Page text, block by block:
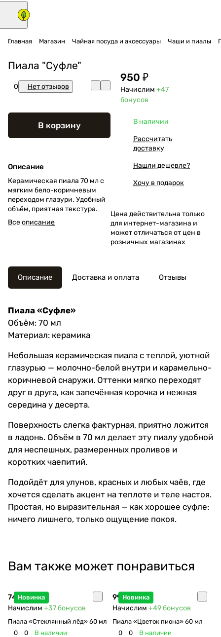
Главная Магазин Чайная посуда и аксессуары Чаши и пиалы
Пиала "Суфле"
0 Нет отзывов
В корзину
Описание
Керамическая пиала 70 мл с
мягким бело-коричневым
переходом глазури. Удобный
объём, приятная текстура.
Все описание
950 ₽
Начислим +47
бонусов
В наличии
Рассчитать
доставку
Нашли дешевле?
Хочу в подарок
Цена действительна только
для интернет-магазина и
может отличаться от цен в
розничных магазинах
Описание Доставка и оплата Отзывы
Пиала «Суфле»
Объём: 70 мл
Материал: керамика
Небольшая керамическая пиала с теплой, уютной
глазурью — молочно-белой внутри и карамельно-
коричневой снаружи. Оттенки мягко переходят
друг в друга, как запечённая корочка и нежная
середина у десерта.
Поверхность слегка фактурная, приятно ложится
в ладонь. Объём в 70 мл делает эту пиалу удобной
для неспешных, размеренных проливов и
коротких чаепитий.
Подойдёт для улунов, красных и любых чаёв, где
хочется сделать акцент на теплоте и теле настоя.
Простая, но выразительная — как хорошее суфле:
ничего лишнего, только ощущение покоя.
Вам также может понравиться
Новинка
740 ₽
Начислим +37бонусов
Пиала «Стеклянный лёд» 60 мл
0
0 В наличии
Новинка
990 ₽
Начислим +49бонусов
Пиала «Цветок пиона» 60 мл
0
0 В наличии